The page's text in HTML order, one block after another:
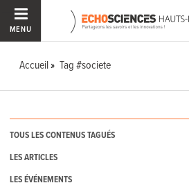
MENU
Accueil Tag #societe
TOUS LES CONTENUS TAGUÉS
LES ARTICLES
LES ÉVÉNEMENTS